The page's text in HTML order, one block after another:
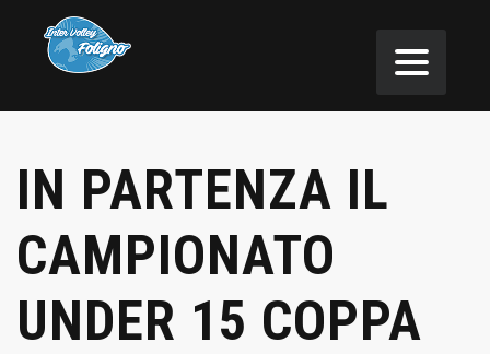
IN PARTENZA IL
CAMPIONATO
UNDER 15 COPPA